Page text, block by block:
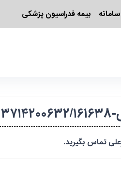
بیمه فدراسیون پزشکی